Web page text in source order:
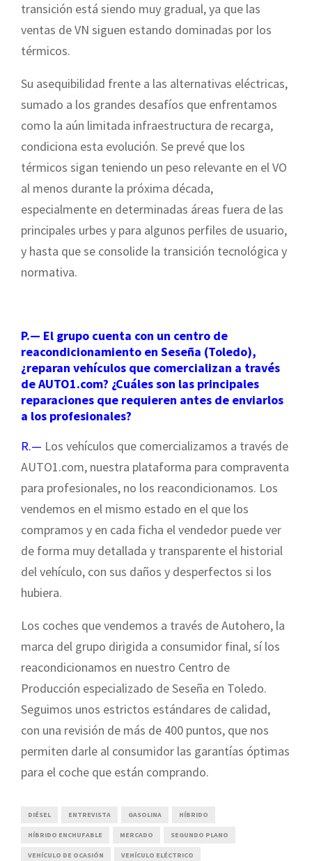
transición está siendo muy gradual, ya que las
ventas de VN siguen estando dominadas por los
térmicos.
Su asequibilidad frente a las alternativas eléctricas,
sumado a los grandes desafíos que enfrentamos
como la aún limitada infraestructura de recarga,
condiciona esta evolución. Se prevé que los
térmicos sigan teniendo un peso relevante en el VO
al menos durante la próxima década,
especialmente en determinadas áreas fuera de las
principales urbes y para algunos perfiles de usuario,
y hasta que se consolide la transición tecnológica y
normativa.
P.— El grupo cuenta con un centro de
reacondicionamiento en Seseña (Toledo),
¿reparan vehículos que comercializan a través
de AUTO1.com? ¿Cuáles son las principales
reparaciones que requieren antes de enviarlos
a los profesionales?
R.— Los vehículos que comercializamos a través de
AUTO1.com, nuestra plataforma para compraventa
para profesionales, no los reacondicionamos. Los
vendemos en el mismo estado en el que los
compramos y en cada ficha el vendedor puede ver
de forma muy detallada y transparente el historial
del vehículo, con sus daños y desperfectos si los
hubiera.
Los coches que vendemos a través de Autohero, la
marca del grupo dirigida a consumidor final, sí los
reacondicionamos en nuestro Centro de
Producción especializado de Seseña en Toledo.
Seguimos unos estrictos estándares de calidad,
con una revisión de más de 400 puntos, que nos
permiten darle al consumidor las garantías óptimas
para el coche que están comprando.
DIÉSEL ENTREVISTA GASOLINA HÍBRIDO
HÍBRIDO ENCHUFABLE MERCADO SEGUNDO PLANO
VEHÍCULO DE OCASIÓN VEHÍCULO ELÉCTRICO